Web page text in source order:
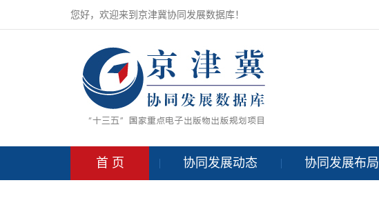
您好，欢迎来到京津冀协同发展数据库！
首 页 协同发展动态 协同发展布局